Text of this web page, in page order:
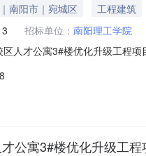
南阳市｜宛城区 工程建筑
招标单位： 南阳理工学院
人才公寓3#楼优化升级工程
标。一、项目基本情况1.项目
公寓3#楼优化升级工